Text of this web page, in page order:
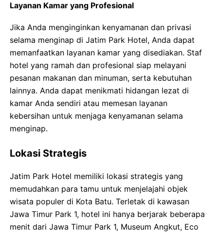
Layanan Kamar yang Profesional
Jika Anda menginginkan kenyamanan dan privasi
selama menginap di Jatim Park Hotel, Anda dapat
memanfaatkan layanan kamar yang disediakan. Staf
hotel yang ramah dan profesional siap melayani
pesanan makanan dan minuman, serta kebutuhan
lainnya. Anda dapat menikmati hidangan lezat di
kamar Anda sendiri atau memesan layanan
kebersihan untuk menjaga kenyamanan selama
menginap.
Lokasi Strategis
Jatim Park Hotel memiliki lokasi strategis yang
memudahkan para tamu untuk menjelajahi objek
wisata populer di Kota Batu. Terletak di kawasan
Jawa Timur Park 1, hotel ini hanya berjarak beberapa
menit dari Jawa Timur Park 1, Museum Angkut, Eco